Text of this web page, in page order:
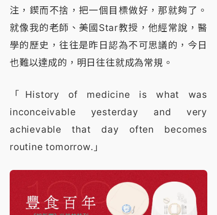
注，鍥而不捨，把一個目標做好，那就夠了。
就像我的老師、美國Star教授，他經常說，醫
學的歷史，往往是昨日認為不可思議的，今日
也難以達成的，明日往往就成為常規。
「History of medicine is what was
inconceivable yesterday and very
achievable that day often becomes
routine tomorrow.」